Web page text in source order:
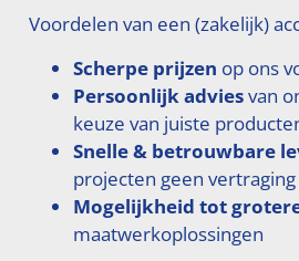
Voordelen van een (zakelijk)
Scherpe prijzen op ons
Persoonlijk adviesvan
keuze van juiste
Snelle & betrouwbare
projecten geen
Mogelijkheid tot
maatwerkoplossingen